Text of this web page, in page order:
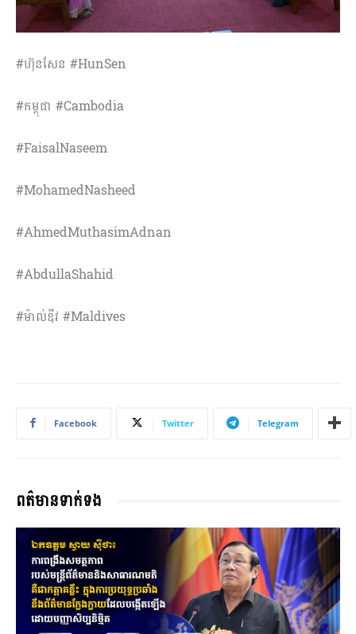
#ហ៊ុនសែន #HunSen
#កម្ពុជា #Cambodia
#FaisalNaseem
#MohamedNasheed
#AhmedMuthasimAdnan
#AbdullaShahid
#ម៉ាល់ឌីវ #Maldives
Facebook Twitter Telegram
ពត៌មានទាក់ទង